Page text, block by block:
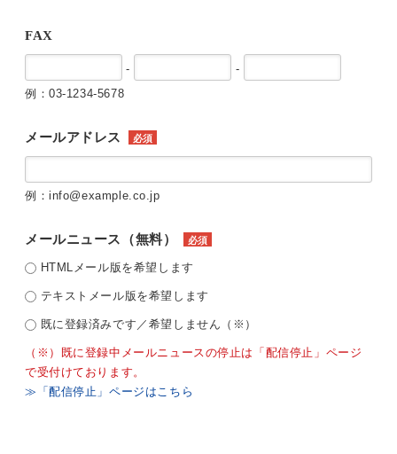
FAX
-
-
例：03-1234-5678
メールアドレス 必須
例：info@example.co.jp
メールニュース（無料） 必須
HTMLメール版を希望します
テキストメール版を希望します
既に登録済みです／希望しません（※）
（※）既に登録中メールニュースの停止は「配信停止」ページ
で受付けております。
≫「配信停止」ページはこちら